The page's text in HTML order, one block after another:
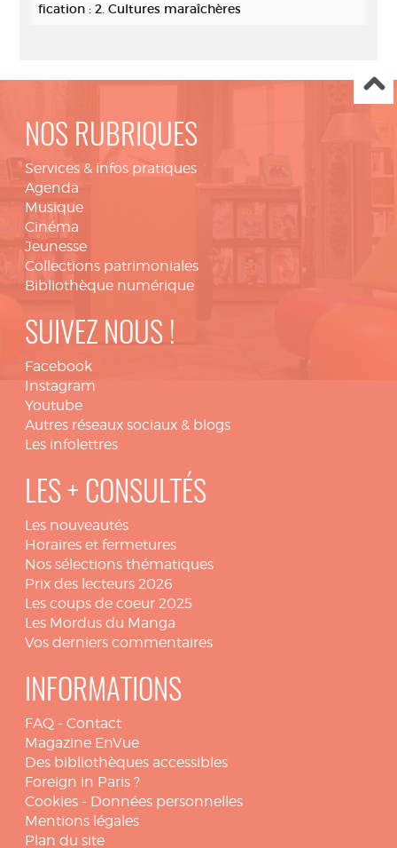
fication : 2. Cultures maraîchères
NOS RUBRIQUES
Services & infos pratiques
Agenda
Musique
Cinéma
Jeunesse
Collections patrimoniales
Bibliothèque numérique
SUIVEZ NOUS !
Facebook
Instagram
Youtube
Autres réseaux sociaux & blogs
Les infolettres
LES + CONSULTÉS
Les nouveautés
Horaires et fermetures
Nos sélections thématiques
Prix des lecteurs 2026
Les coups de coeur 2025
Les Mordus du Manga
Vos derniers commentaires
INFORMATIONS
FAQ - Contact
Magazine EnVue
Des bibliothèques accessibles
Foreign in Paris ?
Cookies - Données personnelles
Mentions légales
Plan du site